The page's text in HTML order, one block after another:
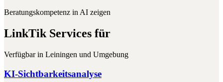
Beratungskompetenz in AI zeigen
LinkTik Services für
Verfügbar in Leiningen und Umgebung
KI-Sichtbarkeitsanalyse